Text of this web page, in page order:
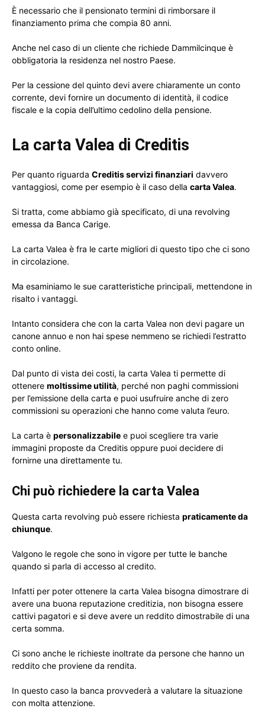
È necessario che il pensionato termini di rimborsare il
finanziamento prima che compia 80 anni.
Anche nel caso di un cliente che richiede Dammilcinque è
obbligatoria la residenza nel nostro Paese.
Per la cessione del quinto devi avere chiaramente un conto
corrente, devi fornire un documento di identità, il codice
fiscale e la copia dell’ultimo cedolino della pensione.
La carta Valea di Creditis
Per quanto riguarda Creditis servizi finanziari davvero
vantaggiosi, come per esempio è il caso della carta Valea.
Si tratta, come abbiamo già specificato, di una revolving
emessa da Banca Carige.
La carta Valea è fra le carte migliori di questo tipo che ci sono
in circolazione.
Ma esaminiamo le sue caratteristiche principali, mettendone in
risalto i vantaggi.
Intanto considera che con la carta Valea non devi pagare un
canone annuo e non hai spese nemmeno se richiedi l’estratto
conto online.
Dal punto di vista dei costi, la carta Valea ti permette di
ottenere moltissime utilità, perché non paghi commissioni
per l’emissione della carta e puoi usufruire anche di zero
commissioni su operazioni che hanno come valuta l’euro.
La carta è personalizzabile e puoi scegliere tra varie
immagini proposte da Creditis oppure puoi decidere di
fornirne una direttamente tu.
Chi può richiedere la carta Valea
Questa carta revolving può essere richiesta praticamente da
chiunque.
Valgono le regole che sono in vigore per tutte le banche
quando si parla di accesso al credito.
Infatti per poter ottenere la carta Valea bisogna dimostrare di
avere una buona reputazione creditizia, non bisogna essere
cattivi pagatori e si deve avere un reddito dimostrabile di una
certa somma.
Ci sono anche le richieste inoltrate da persone che hanno un
reddito che proviene da rendita.
In questo caso la banca provvederà a valutare la situazione
con molta attenzione.